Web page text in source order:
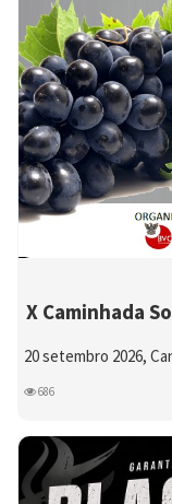
X Caminhada
20 setembro 2026,
686